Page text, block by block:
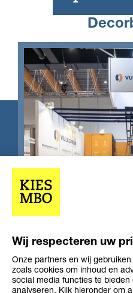
Opleiding
niveau
Niveau 2
Leerweg
bol
Wij respecteren uw
Onze partners en wij
zoals cookies om inhoud en
social media functies te
analyseren. Klik hieronder om